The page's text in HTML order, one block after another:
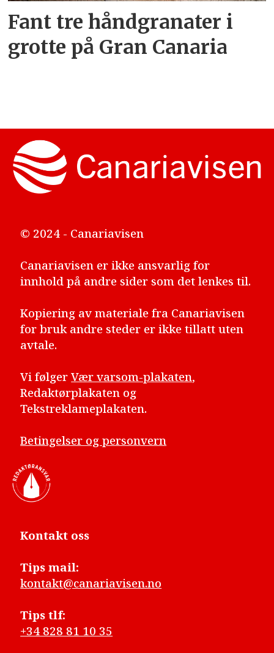
Fant tre håndgranater i
grotte på Gran Canaria
© 2024 - Canariavisen
Canariavisen er ikke ansvarlig for
innhold på andre sider som det lenkes til.
Kopiering av materiale fra Canariavisen
for bruk andre steder er ikke tillatt uten
avtale.
Vi følgerVær varsom-plakaten,
Redaktørplakaten og
Tekstreklameplakaten.
Betingelser og personvern
Kontakt oss
Tips mail:
kontakt@canariavisen.no
Tips tlf:
+34 828 81 10 35